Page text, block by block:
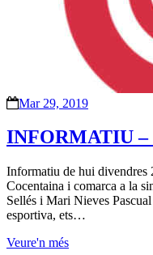
Mar 29, 2019
INFORMATIU –
Informatiu de hui divendres
Cocentaina i comarca a la
Sellés i Mari Nieves
esportiva, ets…
Veure'n més